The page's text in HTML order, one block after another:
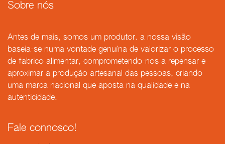
Sobre nós
Antes de mais, somos um produtor. a nossa visão
baseia-se numa vontade genuína de valorizar o processo
de fabrico alimentar, comprometendo-nos a repensar e
aproximar a produção artesanal das pessoas, criando
uma marca nacional que aposta na qualidade e na
autenticidade.
Fale connosco!